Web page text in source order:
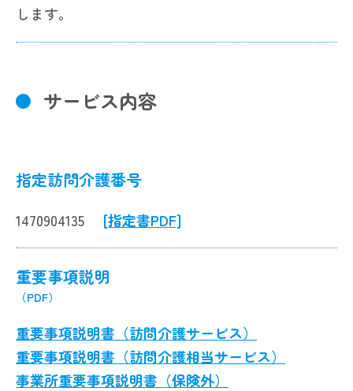
します。
サービス内容
指定訪問介護番号
1470904135 [指定書PDF]
重要事項説明
（PDF）
重要事項説明書（訪問介護サービス）
重要事項説明書（訪問介護相当サービス）
事業所重要事項説明書（保険外）